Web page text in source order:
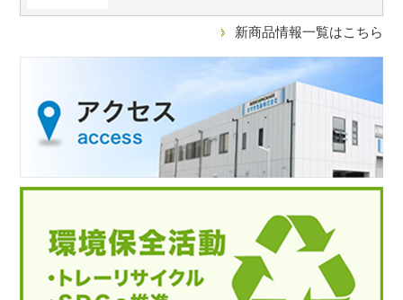
新商品情報一覧はこちら